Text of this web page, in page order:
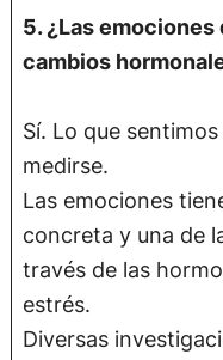
5. ¿Las
cambios
Sí. Lo que
medirse.
Las emociones
concreta y una de
través de las
estrés.
Diversas